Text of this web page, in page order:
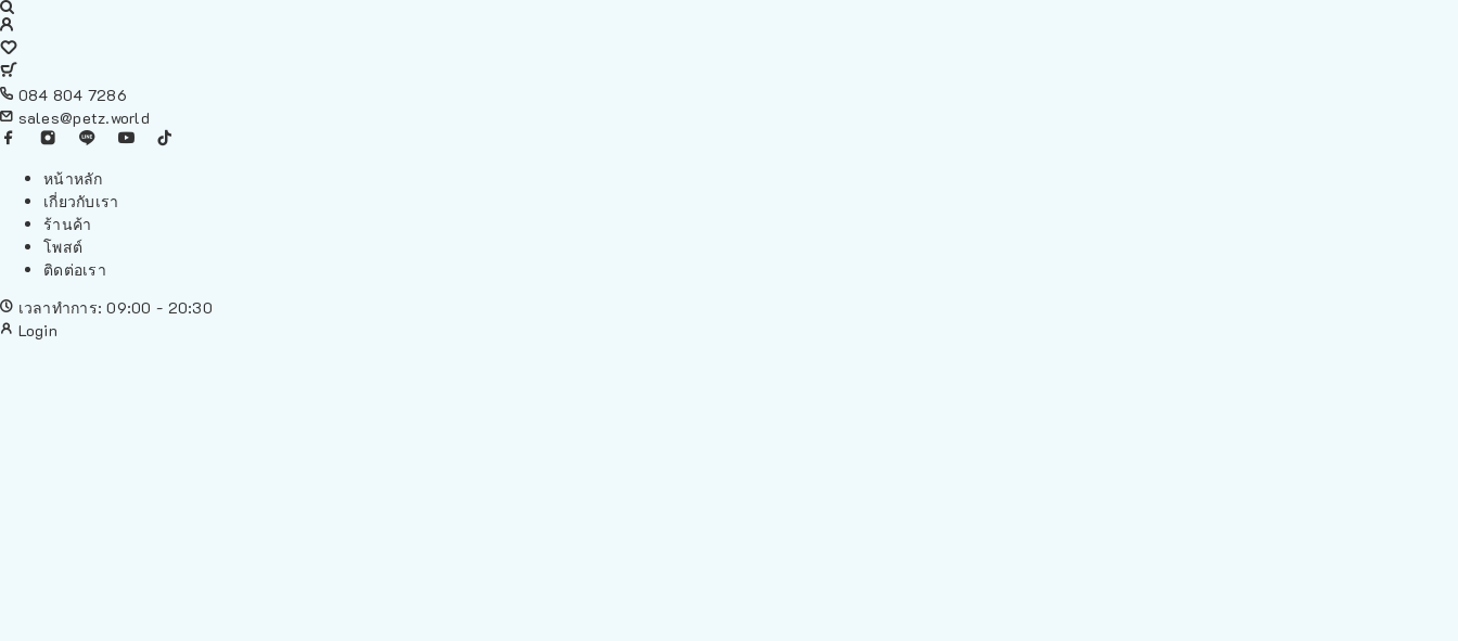
084 804 7286
sales@petz.world
หน้าหลัก
เกี่ยวกับเรา
ร้านค้า
โพสต์
ติดต่อเรา
เวลาทำการ: 09:00 - 20:30
Login